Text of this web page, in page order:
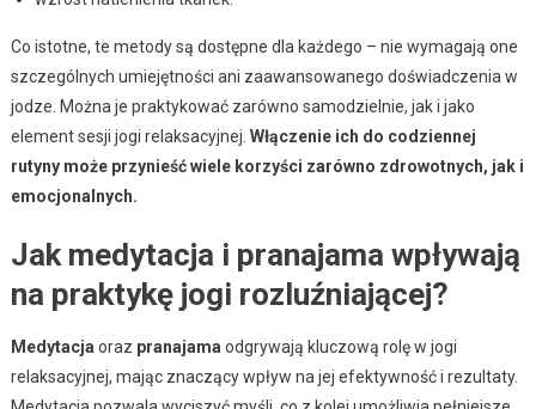
Co istotne, te metody są dostępne dla każdego – nie wymagają one
szczególnych umiejętności ani zaawansowanego doświadczenia w
jodze. Można je praktykować zarówno samodzielnie, jak i jako
element sesji jogi relaksacyjnej. Włączenie ich do codziennej
rutyny może przynieść wiele korzyści zarówno zdrowotnych, jak i
emocjonalnych.
Jak medytacja i pranajama wpływają
na praktykę jogi rozluźniającej?
Medytacja oraz pranajama odgrywają kluczową rolę w jogi
relaksacyjnej, mając znaczący wpływ na jej efektywność i rezultaty.